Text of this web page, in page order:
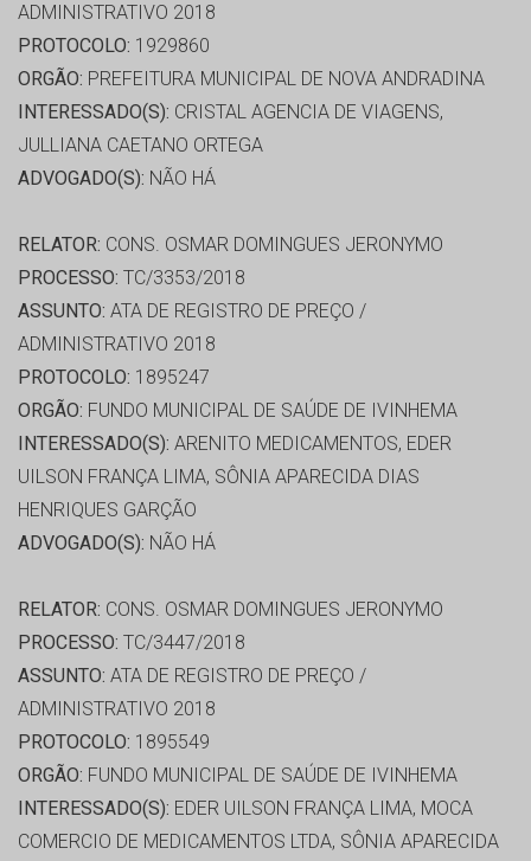
ADMINISTRATIVO 2018
PROTOCOLO: 1929860
ORGÃO: PREFEITURA MUNICIPAL DE NOVA ANDRADINA
INTERESSADO(S): CRISTAL AGENCIA DE VIAGENS,
JULLIANA CAETANO ORTEGA
ADVOGADO(S): NÃO HÁ
RELATOR: CONS. OSMAR DOMINGUES JERONYMO
PROCESSO: TC/3353/2018
ASSUNTO: ATA DE REGISTRO DE PREÇO /
ADMINISTRATIVO 2018
PROTOCOLO: 1895247
ORGÃO: FUNDO MUNICIPAL DE SAÚDE DE IVINHEMA
INTERESSADO(S): ARENITO MEDICAMENTOS, EDER
UILSON FRANÇA LIMA, SÔNIA APARECIDA DIAS
HENRIQUES GARÇÃO
ADVOGADO(S): NÃO HÁ
RELATOR: CONS. OSMAR DOMINGUES JERONYMO
PROCESSO: TC/3447/2018
ASSUNTO: ATA DE REGISTRO DE PREÇO /
ADMINISTRATIVO 2018
PROTOCOLO: 1895549
ORGÃO: FUNDO MUNICIPAL DE SAÚDE DE IVINHEMA
INTERESSADO(S): EDER UILSON FRANÇA LIMA, MOCA
COMERCIO DE MEDICAMENTOS LTDA, SÔNIA APARECIDA